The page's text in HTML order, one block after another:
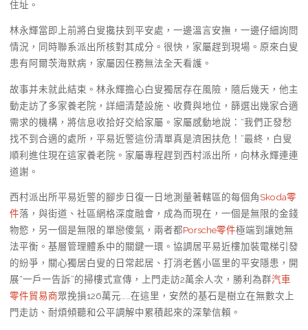
住址。
林永輝當即上前將白叟攙扶到平安處，一邊溫言安撫，一邊仔細詢問
情況，同時聯系派出所核對其成分。很快，家屬趕到現場。原來白叟
患有阿爾茨海默病，家屬因任務無法全天看護。
故事并未就此結束。林永輝擔心白叟獨居存在風險，隨后幾天，他主
動走訪了多家養老院，詳細清楚設施、收費與地位，篩選出幾家合適
需求的機構，將信息收拾好交給家屬。家屬感動地說：“我們正發愁
找不到合適的處所，平易近警這份清單真是濟困扶危！”最終，白叟
順利進住現在這家養老院。家屬專程趕到西村派出所，向林永輝連連
道謝。
西村派出所平易近警的腳步日復一日地測量著轄區的每個角Skoda零
件落，與街道、社區網格深度融會，成為而現在，一個是無限的金錢
物慾，另一個是無限的單戀傻氣，兩者都Porsche零件極端到讓她無
法平衡。基層管理體系中的關鍵一環。協調居平易近樓加裝電梯引發
的紛爭，關心獨居白叟的日常起居、打消老舊小區里的平安隱患，開
展“一戶一告訴”的掃樓式宣傳，上門走訪2萬余人次，勝利為群汽車
零件貿易商眾挽損126萬元……在這里，安然的基石是樹立在無數次上
門走訪、耐煩傾聽和公平調解中累積起來的深摯信賴。